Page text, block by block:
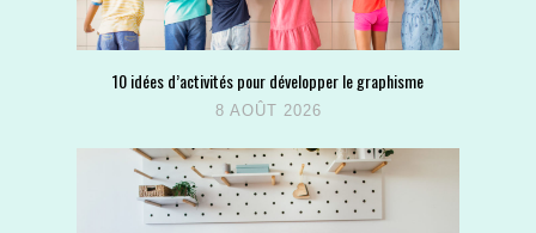
10 idées d’activités pour développer le graphisme
8 AOÛT 2026